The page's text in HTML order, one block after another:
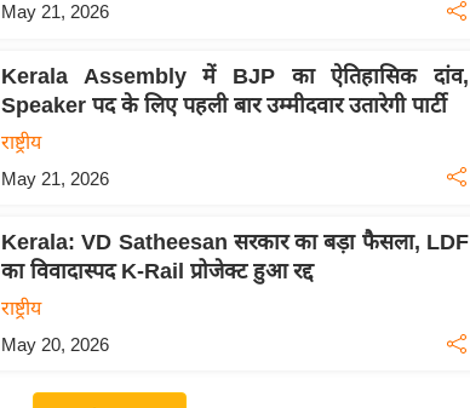
May 21, 2026
Kerala Assembly में BJP का ऐतिहासिक दांव,
Speaker पद के लिए पहली बार उम्मीदवार उतारेगी पार्टी
राष्ट्रीय
May 21, 2026
Kerala: VD Satheesan सरकार का बड़ा फैसला, LDF
का विवादास्पद K-Rail प्रोजेक्ट हुआ रद्द
राष्ट्रीय
May 20, 2026